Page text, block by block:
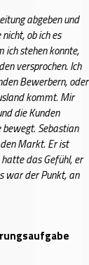
abgeben und
ob ich es
ich stehen konnte,
versprochen. Ich
Bewerbern, oder
kommt. Mir
die Kunden
Sebastian
Markt. Er ist
das Gefühl, er
war der Punkt, an